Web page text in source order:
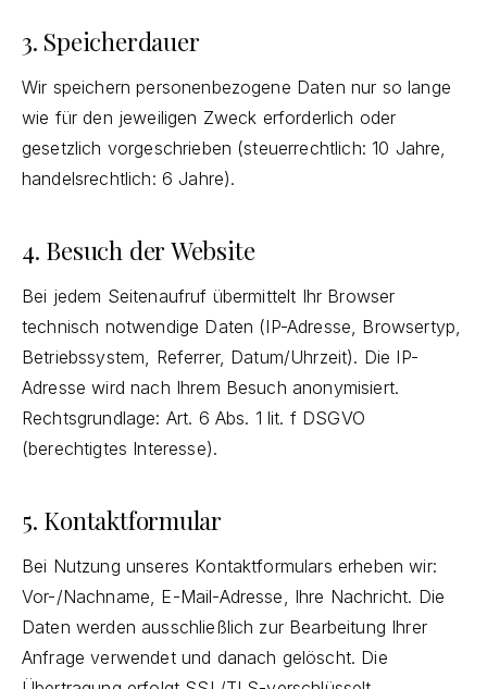
3. Speicherdauer
Wir speichern personenbezogene Daten nur so lange
wie für den jeweiligen Zweck erforderlich oder
gesetzlich vorgeschrieben (steuerrechtlich: 10 Jahre,
handelsrechtlich: 6 Jahre).
4. Besuch der Website
Bei jedem Seitenaufruf übermittelt Ihr Browser
technisch notwendige Daten (IP-Adresse, Browsertyp,
Betriebssystem, Referrer, Datum/Uhrzeit). Die IP-
Adresse wird nach Ihrem Besuch anonymisiert.
Rechtsgrundlage: Art. 6 Abs. 1 lit. f DSGVO
(berechtigtes Interesse).
5. Kontaktformular
Bei Nutzung unseres Kontaktformulars erheben wir:
Vor-/Nachname, E-Mail-Adresse, Ihre Nachricht. Die
Daten werden ausschließlich zur Bearbeitung Ihrer
Anfrage verwendet und danach gelöscht. Die